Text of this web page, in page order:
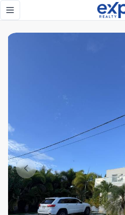
Toggle navigation menu
Villa Ciudad de la Palma de 3